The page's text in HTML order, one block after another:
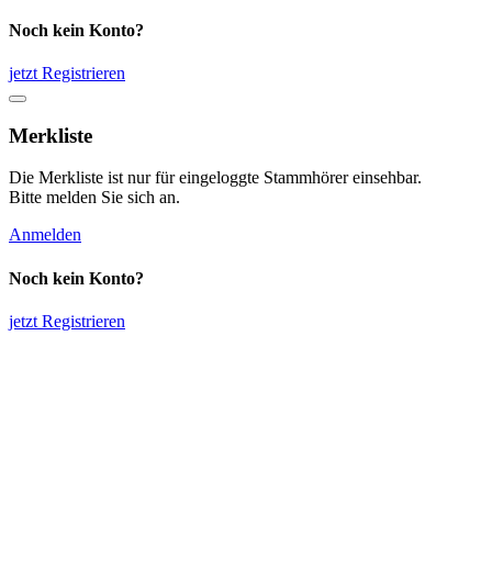
Noch kein Konto?
jetzt Registrieren
Merkliste
Die Merkliste ist nur für eingeloggte Stammhörer einsehbar.
Bitte melden Sie sich an.
Anmelden
Noch kein Konto?
jetzt Registrieren